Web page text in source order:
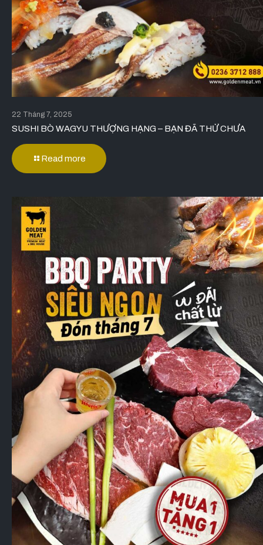
22 Tháng 7, 2025
SUSHI BÒ WAGYU THƯỢNG HẠNG – BẠN ĐÃ THỬ CHƯA
Read more